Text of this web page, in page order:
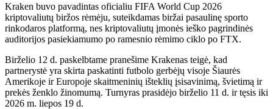
Kraken buvo pavadintas oficialiu FIFA World Cup 2026
kriptovaliutų biržos rėmėju, suteikdamas biržai pasaulinę sporto
rinkodaros platformą, nes kriptovaliutų įmonės ieško pagrindinės
auditorijos pasiekiamumo po ramesnio rėmimo ciklo po FTX.
Birželio 12 d. paskelbtame pranešime Krakenas teigė, kad
partnerystė yra skirta paskatinti futbolo gerbėjų visoje Šiaurės
Amerikoje ir Europoje skaitmeninių išteklių įsisavinimą, švietimą ir
prekės ženklo žinomumą. Turnyras prasidėjo birželio 11 d. ir tęsis iki
2026 m. liepos 19 d.